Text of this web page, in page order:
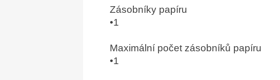
Zásobníky papíru
•1
Maximální počet zásobníků papíru
•1